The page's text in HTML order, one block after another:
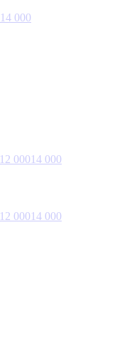
14 000
12 00014 000
12 00014 000